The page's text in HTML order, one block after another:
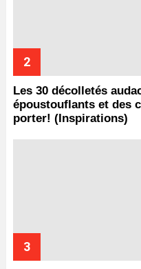
Les 30 décolletés
époustouflants et des
porter! (Inspirations)